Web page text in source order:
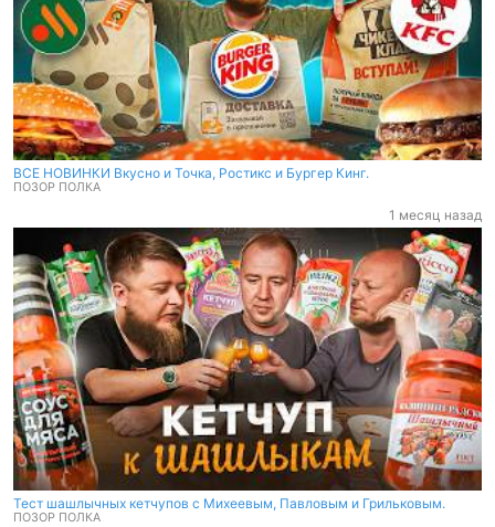
ВСЕ НОВИНКИ Вкусно и Точка, Ростикс и Бургер Кинг.
ПОЗОР ПОЛКА
1 месяц назад
Тест шашлычных кетчупов с Михеевым, Павловым и Грильковым.
ПОЗОР ПОЛКА